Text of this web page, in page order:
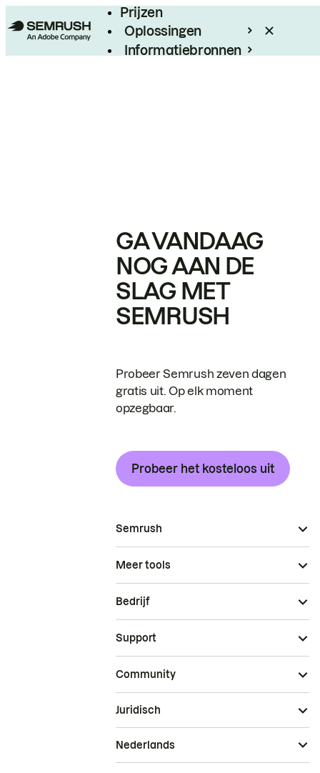
Prijzen
Oplossingen
Informatiebronnen
GA VANDAAG
NOG AAN DE
SLAG MET
SEMRUSH
Probeer Semrush zeven dagen
gratis uit. Op elk moment
opzegbaar.
Probeer het kosteloos uit
Semrush
Meer tools
Bedrijf
Support
Community
Juridisch
Nederlands